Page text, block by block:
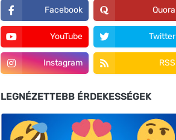
Facebook Quora
YouTube Twitter
Instagram RSS
LEGNÉZETTEBB ÉRDEKESSÉGEK